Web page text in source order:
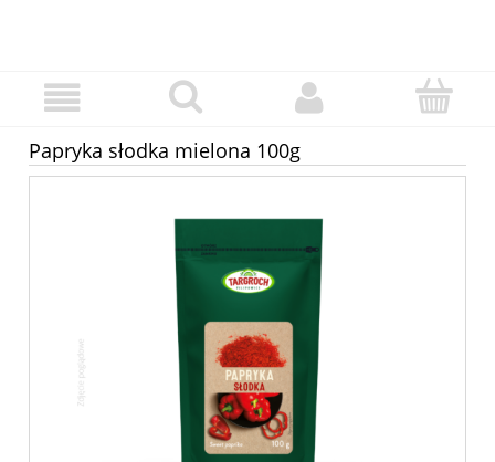
Papryka słodka mielona 100g